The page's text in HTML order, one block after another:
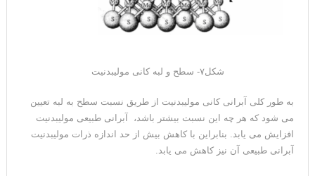
شکل۷- سطح و لبه کانی مولیبدنیت
به طور کلی آبرانی کانی مولیبدنیت از طریق نسبت سطح به لبه تعیین
می شود که هر چه این نسبت بیشتر باشد، آبرانی طبیعی مولیبدنیت
افزایش می یابد. بنابراین با کاهش بیش از حد اندازه ذرات مولیبدنیت
آبرانی طبیعی آن نیز کاهش می یابد.